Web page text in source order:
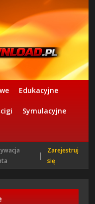
Edukacyjne
Symulacyjne
|
Zarejestruj
się